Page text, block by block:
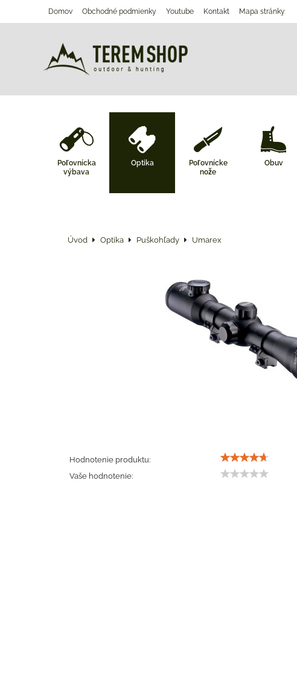
Domov Obchodné podmienky Youtube Kontakt Mapa stránky
Poľovnícka
výbava
Optika
Poľovnícke
nože
Obuv
Úvod Optika Puškohľady Umarex
Hodnotenie produktu:
Vaše hodnotenie: